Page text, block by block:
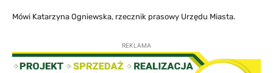
Mówi Katarzyna Ogniewska, rzecznik prasowy Urzędu Miasta.
REKLAMA